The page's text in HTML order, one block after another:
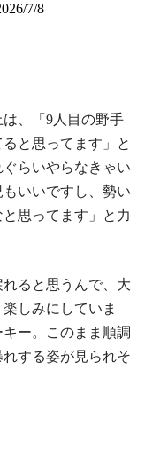
7/8
、「9人目の野手
と思ってます」と
らいやらなきゃい
いいですし、勢い
思ってます」と力
ると思うんで、大
しみにしていま
ー。このまま順調
する姿が見られそ